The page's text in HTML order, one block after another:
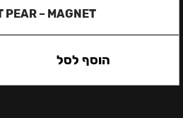
PEAR – MAGNET
הוסף לסל